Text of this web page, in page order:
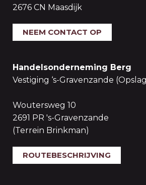
2676 CN Maasdijk
NEEM CONTACT OP
Handelsonderneming Berg
Vestiging ‘s-Gravenzande
Woutersweg 10
2691 PR 's-Gravenzande
(Terrein Brinkman)
ROUTEBESCHRIJVING